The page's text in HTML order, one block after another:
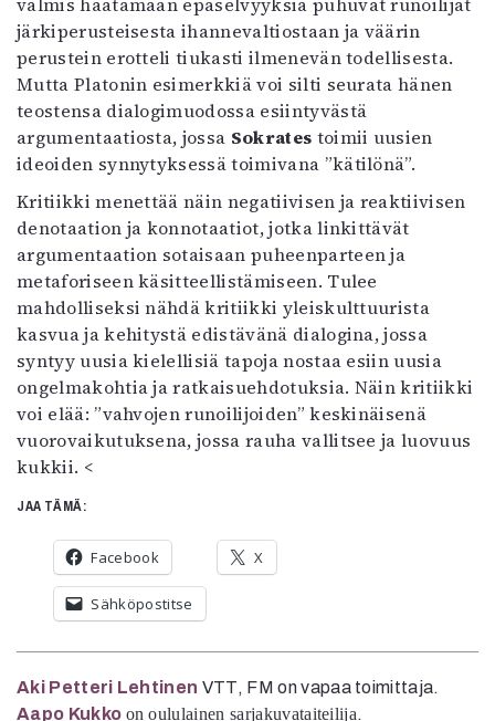
järkiperusteisesta ihannevaltiostaan ja väärin
perustein erotteli tiukasti ilmenevän todellisesta.
Mutta Platonin esimerkkiä voi silti seurata hänen
teostensa dialogimuodossa esiintyvästä
argumentaatiosta, jossa Sokrates toimii uusien
ideoiden synnytyksessä toimivana ”kätilönä”.
Kritiikki menettää näin negatiivisen ja reaktiivisen
denotaation ja konnotaatiot, jotka linkittävät
argumentaation sotaisaan puheenparteen ja
metaforiseen käsitteellistämiseen. Tulee
mahdolliseksi nähdä kritiikki yleiskulttuurista
kasvua ja kehitystä edistävänä dialogina, jossa
syntyy uusia kielellisiä tapoja nostaa esiin uusia
ongelmakohtia ja ratkaisuehdotuksia. Näin kritiikki
voi elää: ”vahvojen runoilijoiden” keskinäisenä
vuorovaikutuksena, jossa rauha vallitsee ja luovuus
kukkii. <
JAA TÄMÄ:
Facebook X
Sähköpostitse
Aki Petteri Lehtinen VTT, FM on vapaa toimittaja.
Aapo Kukko on oululainen sarjakuvataiteilija.